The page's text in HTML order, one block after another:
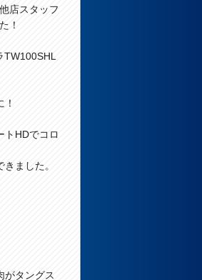
店スタッフ
！
TW100SHL
トHDでコロ
ました。
がタングス